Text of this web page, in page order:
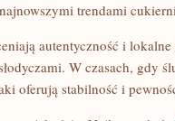
trendami
autentyczność i
W czasach, gdy
oferują stabilność i